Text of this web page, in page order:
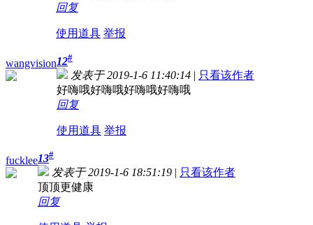
回复
使用道具 举报
wangvision12#
发表于 2019-1-6 11:40:14 | 只看该作者
好嗨哦好嗨哦好嗨哦好嗨哦
回复
使用道具 举报
fucklee13#
发表于 2019-1-6 18:51:19 | 只看该作者
顶顶更健康
回复